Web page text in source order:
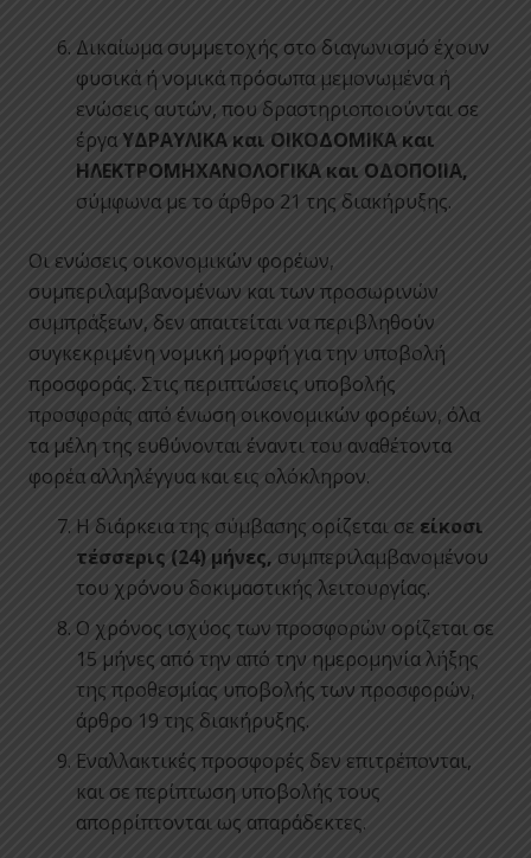
Δικαίωμα συμμετοχής στο διαγωνισμό έχουν
φυσικά ή νομικά πρόσωπα μεμονωμένα ή
ενώσεις αυτών, που δραστηριοποιούνται σε
έργα ΥΔΡΑΥΛΙΚΑ και ΟΙΚΟΔΟΜΙΚΑ και
ΗΛΕΚΤΡΟΜΗΧΑΝΟΛΟΓΙΚΑ και ΟΔΟΠΟΙΙΑ,
σύμφωνα με το άρθρο 21 της διακήρυξης.
Οι ενώσεις οικονομικών φορέων,
συμπεριλαμβανομένων και των προσωρινών
συμπράξεων, δεν απαιτείται να περιβληθούν
συγκεκριμένη νομική μορφή για την υποβολή
προσφοράς. Στις περιπτώσεις υποβολής
προσφοράς από ένωση οικονομικών φορέων, όλα
τα μέλη της ευθύνονται έναντι του αναθέτοντα
φορέα αλληλέγγυα και εις ολόκληρον.
Η διάρκεια της σύμβασης ορίζεται σε είκοσι
τέσσερις (24) μήνες, συμπεριλαμβανομένου
του χρόνου δοκιμαστικής λειτουργίας.
Ο χρόνος ισχύος των προσφορών ορίζεται σε
15 μήνες από την από την ημερομηνία λήξης
της προθεσμίας υποβολής των προσφορών,
άρθρο 19 της διακήρυξης.
Εναλλακτικές προσφορές δεν επιτρέπονται,
και σε περίπτωση υποβολής τους
απορρίπτονται ως απαράδεκτες.